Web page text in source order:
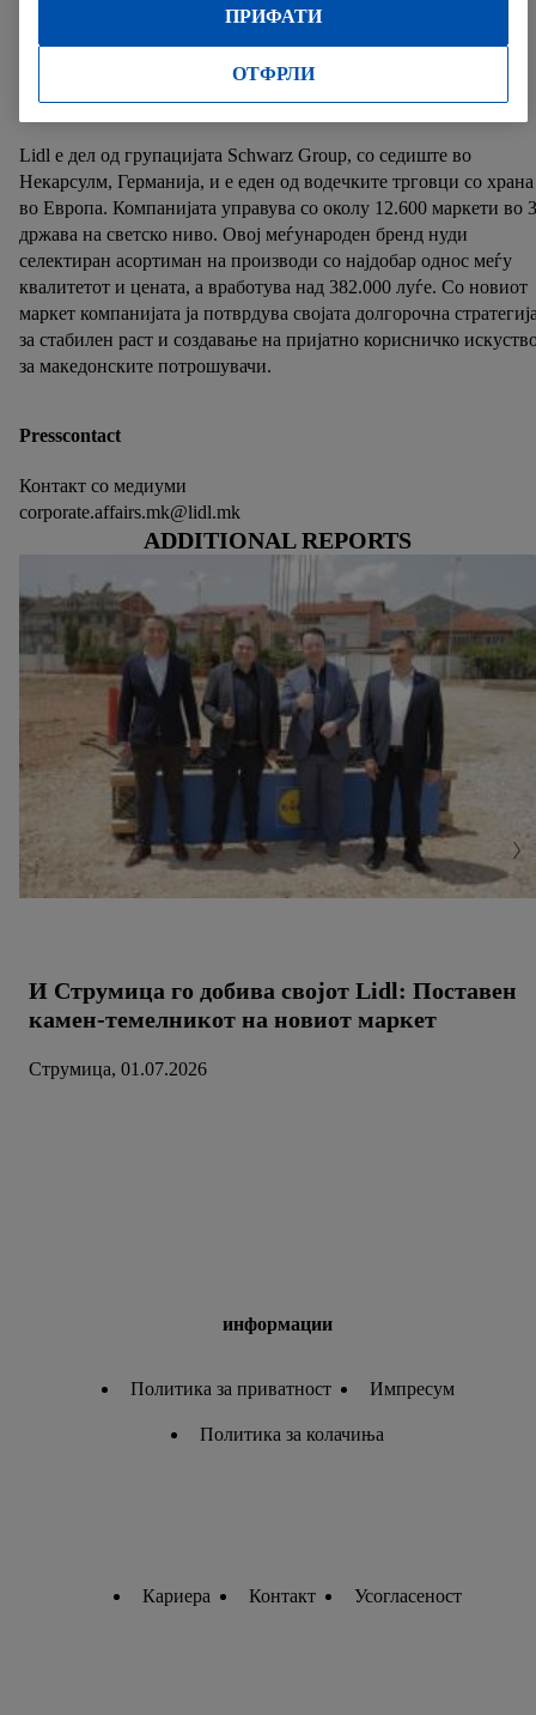
македонски производи преку мрежата на Lidl достигна 15,5
македонските компании можат да одговорат на највисоките
Lidl е дел од групацијата Schwarz Group, со седиште во
Некарсулм, Германија, и е еден од водечките трговци со храна
во Европа. Компанијата управува со околу 12.600 маркети во
држава на светско ниво. Овој меѓународен бренд нуди
селектиран асортиман на производи со најдобар однос меѓу
квалитетот и цената, а вработува над 382.000 луѓе. Со новиот
маркет компанијата ја потврдува својата долгорочна
за стабилен раст и создавање на пријатно корисничко
за македонските потрошувачи.
Presscontact
Контакт со медиуми
corporate.affairs.mk@lidl.mk
ADDITIONAL REPORTS
И Струмица го добива својот Lidl: Поставен
камен-темелникот на новиот маркет
Струмица, 01.07.2026
информации
Политика за приватност Импресум
Политика за колачиња
Кариера Контакт Усогласеност
ОТФРЛИ
ПРИФАТИ